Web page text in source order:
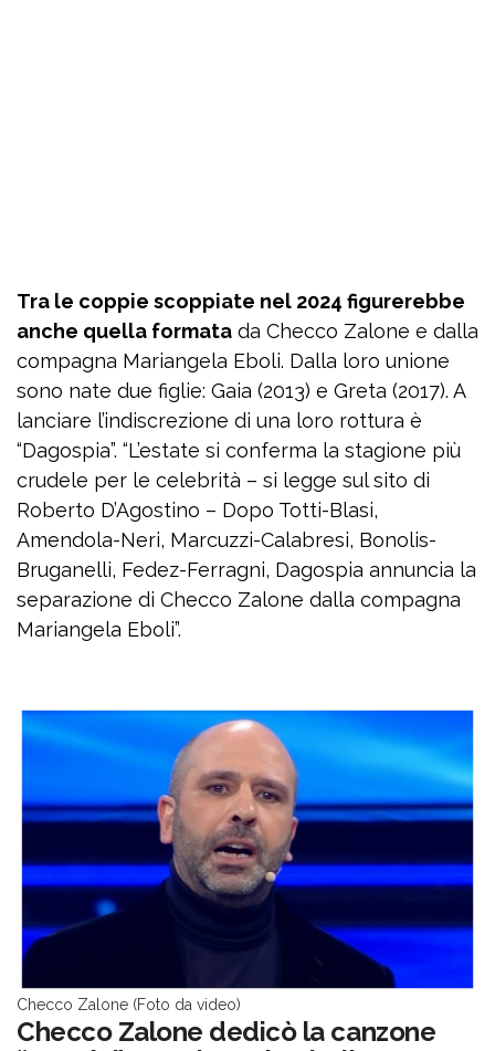
Tra le coppie scoppiate nel 2024 figurerebbe
anche quella formata da Checco Zalone e dalla
compagna Mariangela Eboli. Dalla loro unione
sono nate due figlie: Gaia (2013) e Greta (2017). A
lanciare l’indiscrezione di una loro rottura è
“Dagospia”. “L’estate si conferma la stagione più
crudele per le celebrità – si legge sul sito di
Roberto D’Agostino – Dopo Totti-Blasi,
Amendola-Neri, Marcuzzi-Calabresi, Bonolis-
Bruganelli, Fedez-Ferragni, Dagospia annuncia la
separazione di Checco Zalone dalla compagna
Mariangela Eboli”.
Checco Zalone (Foto da video)
Checco Zalone dedicò la canzone